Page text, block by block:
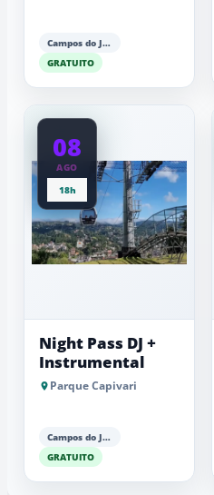
Campos do Jordão
GRATUITO
08
AGO
18h
Night Pass DJ +
Instrumental
Parque Capivari
Campos do Jordão
GRATUITO